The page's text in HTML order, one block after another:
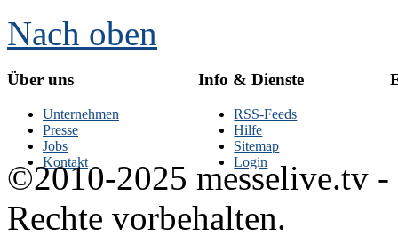
Nach oben
Über uns
Unternehmen
Presse
Jobs
Kontakt
Info & Dienste
RSS-Feeds
Hilfe
Sitemap
Login
©2010-2025 messelive.tv -
Rechte vorbehalten.